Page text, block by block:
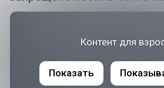
Контент для
Показать